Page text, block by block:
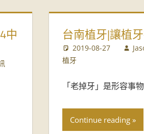
中
台南植牙|讓植
2019-08-27
植牙
「老掉牙」是形容事
Continue reading